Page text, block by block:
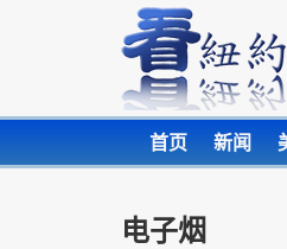
首页 新闻
电子烟